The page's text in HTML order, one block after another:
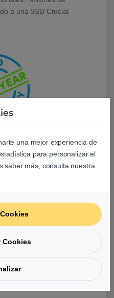
a una SSD Crucial.
de 3
de miles de horas
de pruebas de
galardonada en
con una garantía
CT240BX500SSD1
una mejor experiencia de
para personalizar el
saber más, consulta nuestra
Cookies